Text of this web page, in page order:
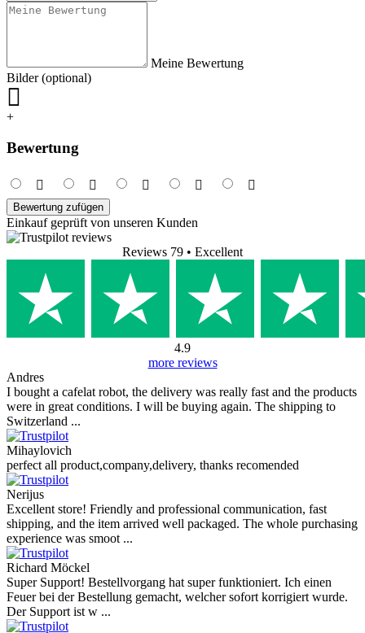
Meine Bewertung
Bilder (optional)
+
Bewertung
Bewertung zufügen
Einkauf geprüft von unseren Kunden
Reviews 79 • Excellent
4.9
more reviews
Andres
I bought a cafelat robot, the delivery was really fast and the products
were in great conditions. I will be buying again. The shipping to
Switzerland ...
Mihaylovich
perfect all product,company,delivery, thanks recomended
Nerijus
Excellent store! Friendly and professional communication, fast
shipping, and the item arrived well packaged. The whole purchasing
experience was smoot ...
Richard Möckel
Super Support! Bestellvorgang hat super funktioniert. Ich einen
Feuer bei der Bestellung gemacht, welcher sofort korrigiert wurde.
Der Support ist w ...